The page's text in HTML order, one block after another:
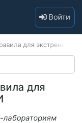
Войти
для экстренной
для